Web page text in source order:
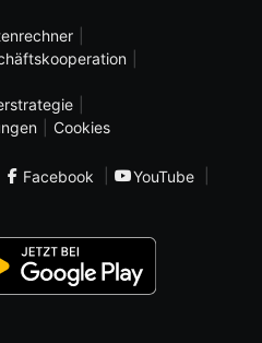
Cookies
Facebook
YouTube